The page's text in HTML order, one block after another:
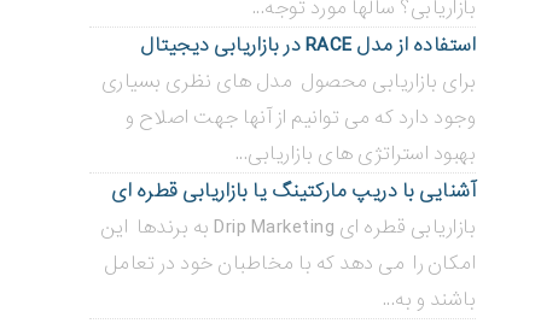
بازاریابی؟ سالها مورد توجه...
استفاده از مدل RACE در بازاریابی دیجیتال
برای بازاریابی محصول مدل های نظری بسیاری
وجود دارد که می توانیم از آنها جهت اصلاح و
بهبود استراتژی های بازاریابی...
آشنایی با دریپ مارکتینگ یا بازاریابی قطره ای
بازاریابی قطره ای Drip Marketing به برندها این
امکان را می دهد که با مخاطبان خود در تعامل
باشند و به...